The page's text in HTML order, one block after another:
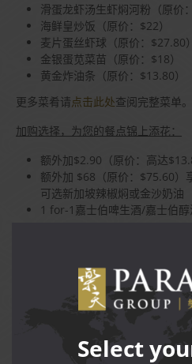
滑蛋龙虾汤生虾焖河粉（原价
海鲜皇炒饭（原价：$22）
麦片蛋丝虾球（原价：$27.80）
金银蛋苋菜苗（原价：$18）
黄金炸油条（原价：$13.80）
更多菜肴请点击此处查阅完整菜单。
加购选择，为您的餐点锦上添花：
额外加$2.90（原价：高达
额外加 $68（原价：$75.60）
可选新加坡辣椒焖或金沙奶油
1 for-1嘉士伯啤生酒/嘉士伯
桌位有限，建议提前预定，立即上网
促销限樂天海鲜(克拉码头)分
Select